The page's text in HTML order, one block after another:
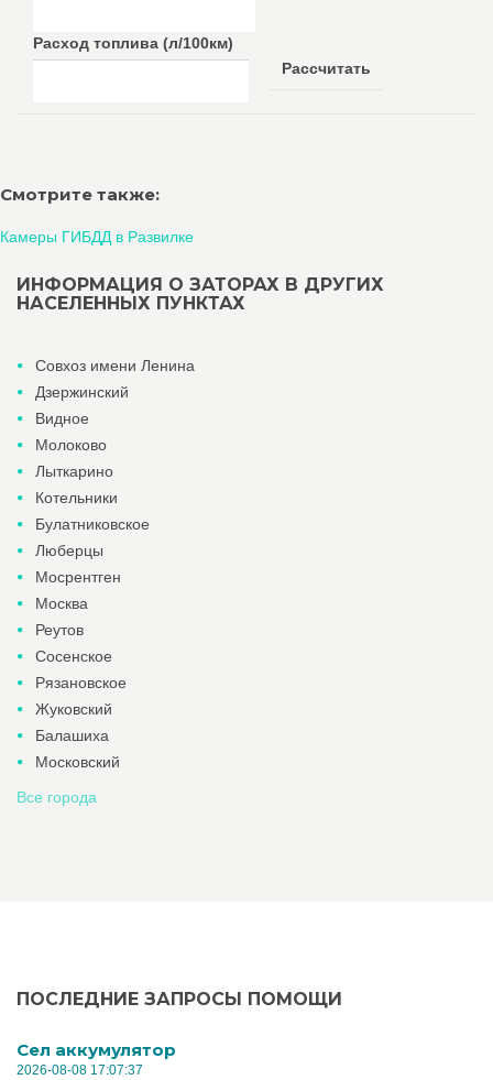
Расход топлива (л/100км)
Рассчитать
Смотрите также:
Камеры ГИБДД в Развилке
ИНФОРМАЦИЯ О ЗАТОРАХ В ДРУГИХ
НАСЕЛЕННЫХ ПУНКТАХ
Совхоз имени Ленина
Дзержинский
Видное
Молоково
Лыткарино
Котельники
Булатниковское
Люберцы
Мосрентген
Москва
Реутов
Сосенское
Рязановское
Жуковский
Балашиха
Московский
Все города
ПОСЛЕДНИЕ ЗАПРОСЫ ПОМОЩИ
Cел аккумулятор
2026-08-08 17:07:37